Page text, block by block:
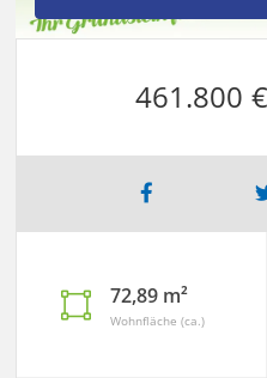
461.800 €
72,89 m²
Wohnfläche (ca.)